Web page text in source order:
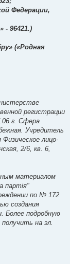
Федерации,
- 96421.)
(«Родная
регистрации
г. Сфера
Учредитель
лицо-
2/6, кв. 6,
материалом
партія"
по № 172
создания
Более подробную
на эл.